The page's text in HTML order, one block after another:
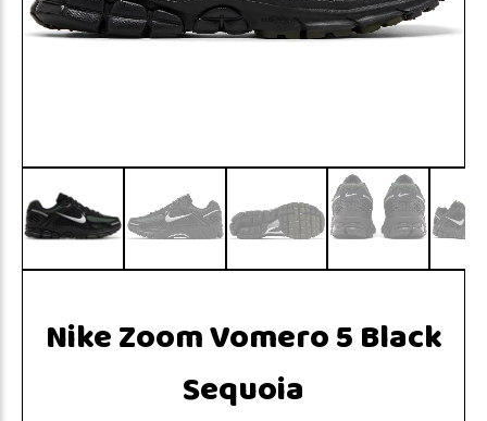
Nike Zoom Vomero 5 Black
Sequoia